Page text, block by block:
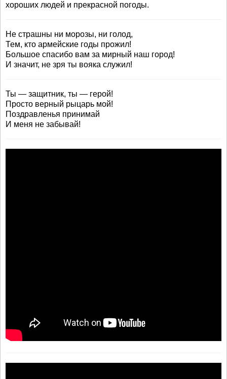
хороших людей и прекрасной погоды.
Не страшны ни морозы, ни голод,
Тем, кто армейские годы прожил!
Большое спасибо вам за мирный наш город!
И значит, не зря ты вояка служил!
Ты — защитник, ты — герой!
Просто верный рыцарь мой!
Поздравленья принимай
И меня не забывай!